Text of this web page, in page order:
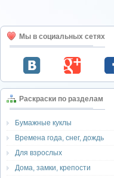
Мы в социальных сетях
Раскраски по разделам
Бумажные куклы
Времена года, снег, дождь
Для взрослых
Дома, замки, крепости